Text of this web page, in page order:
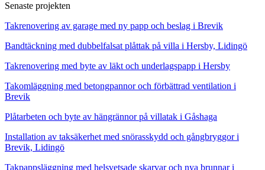
Senaste projekten
Takrenovering av garage med ny papp och beslag i Brevik
Bandtäckning med dubbelfalsat plåttak på villa i Hersby, Lidingö
Takrenovering med byte av läkt och underlagspapp i Hersby
Takomläggning med betongpannor och förbättrad ventilation i
Brevik
Plåtarbeten och byte av hängrännor på villatak i Gåshaga
Installation av taksäkerhet med snörasskydd och gångbryggor i
Brevik, Lidingö
Takpappsläggning med helsvetsade skarvar och nya brunnar i